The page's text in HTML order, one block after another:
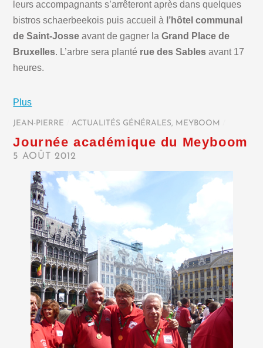
leurs accompagnants s’arrêteront après dans quelques
bistros schaerbeekois puis accueil à l’hôtel communal
de Saint-Josse avant de gagner laGrand Place de
Bruxelles. L’arbre sera planté rue des Sables avant 17
heures.
Plus
JEAN-PIERRE ACTUALITÉS GÉNÉRALES, MEYBOOM
Journée académique du Meyboom
5 AOÛT 2012